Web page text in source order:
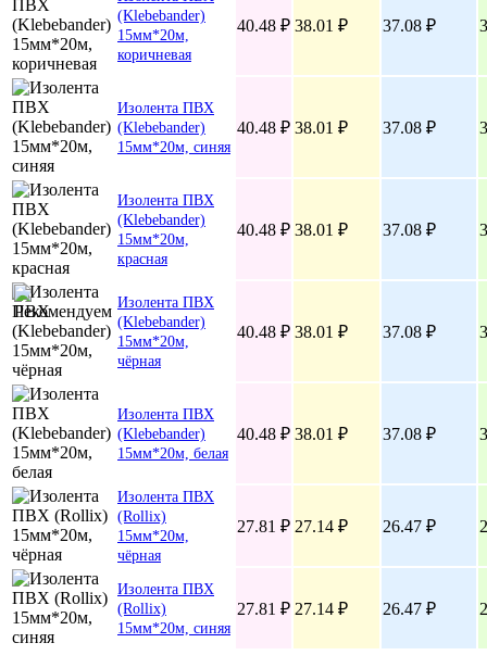
(Klebebander)
15мм*20м,
коричневая
40.48 ₽ 38.01 ₽ 37.08 ₽
Изолента ПВХ
(Klebebander)
15мм*20м, синяя
40.48 ₽ 38.01 ₽ 37.08 ₽
Изолента ПВХ
(Klebebander)
15мм*20м,
красная
40.48 ₽ 38.01 ₽ 37.08 ₽
Изолента ПВХ
(Klebebander)
15мм*20м,
чёрная
40.48 ₽ 38.01 ₽ 37.08 ₽
Изолента ПВХ
(Klebebander)
15мм*20м, белая
40.48 ₽ 38.01 ₽ 37.08 ₽
Изолента ПВХ
(Rollix)
15мм*20м,
чёрная
27.81 ₽ 27.14 ₽ 26.47 ₽
Изолента ПВХ
(Rollix)
15мм*20м, синяя
27.81 ₽ 27.14 ₽ 26.47 ₽